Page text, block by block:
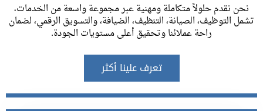
نحن نقدم حلولاً متكاملة ومهنية عبر مجموعة واسعة من الخدمات،
تشمل التوظيف، الصيانة، التنظيف، الضيافة، والتسويق الرقمي، لضمان
راحة عملائنا وتحقيق أعلى مستويات الجودة.
تعرف علينا أكثر